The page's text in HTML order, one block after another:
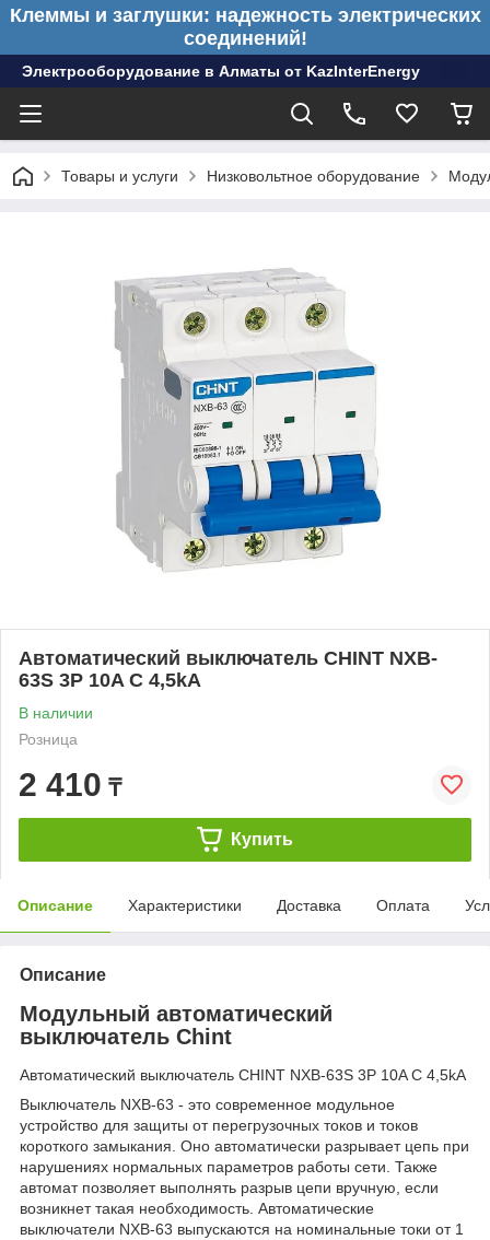
Клеммы и заглушки: надежность электрических
соединений!
Электрооборудование в Алматы от KazInterEnergy
Товары и услуги Низковольтное оборудование
Автоматический выключатель CHINT NXB-
63S 3P 10A C 4,5kA
В наличии
Розница
2 410 ₸
Купить
Описание Характеристики Доставка Оплата
Описание
Модульный автоматический
выключатель Chint
Автоматический выключатель CHINT NXB-63S 3P 10A C 4,5kA
Выключатель NXB-63 - это современное модульное
устройство для защиты от перегрузочных токов и токов
короткого замыкания. Оно автоматически разрывает цепь при
нарушениях нормальных параметров работы сети. Также
автомат позволяет выполнять разрыв цепи вручную, если
возникнет такая необходимость. Автоматические
выключатели NXB-63 выпускаются на номинальные токи от 1